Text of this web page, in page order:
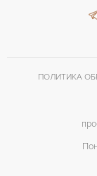
ПОЛИТИКА